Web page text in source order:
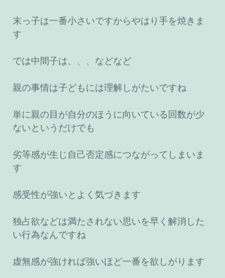
末っ子は一番小さいですからやはり手を焼きま
す
では中間子は、、、などなど
親の事情は子どもには理解しがたいですね
単に親の目が自分のほうに向いている回数が少
ないというだけでも
劣等感が生じ自己否定感につながってしまいま
す
感受性が強いとよく気づきます
独占欲などは満たされない思いを早く解消した
い行為なんですね
虚無感が強ければ強いほど一番を欲しがります